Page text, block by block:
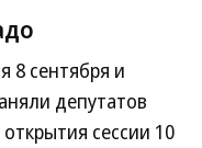
8 сентября и
депутатов
сессии 10